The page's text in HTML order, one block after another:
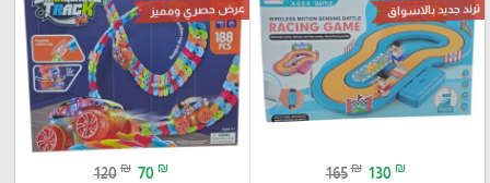
ترند جديد بالاسواق
165 ₪ 130 ₪
عرض حصري ومميز
120 ₪ 70 ₪